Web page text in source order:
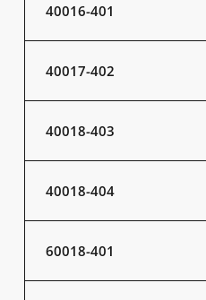
40016-401
40017-402
40018-403
40018-404
60018-401